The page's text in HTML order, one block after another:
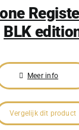
BLK
Meer info
Vergelijk dit product